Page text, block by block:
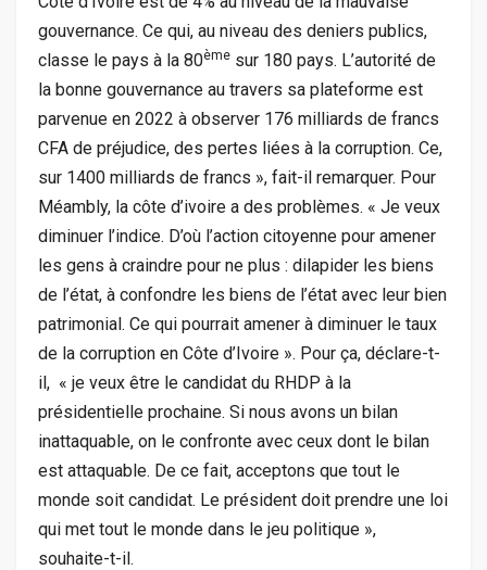
gouvernance. Ce qui, au niveau des deniers publics,
classe le pays à la 80ème sur 180 pays. L’autorité de
la bonne gouvernance au travers sa plateforme est
parvenue en 2022 à observer 176 milliards de francs
CFA de préjudice, des pertes liées à la corruption. Ce,
sur 1400 milliards de francs », fait-il remarquer. Pour
Méambly, la côte d’ivoire a des problèmes. « Je veux
diminuer l’indice. D’où l’action citoyenne pour amener
les gens à craindre pour ne plus : dilapider les biens
de l’état, à confondre les biens de l’état avec leur bien
patrimonial. Ce qui pourrait amener à diminuer le taux
de la corruption en Côte d’Ivoire ». Pour ça, déclare-t-
il, « je veux être le candidat du RHDP à la
présidentielle prochaine. Si nous avons un bilan
inattaquable, on le confronte avec ceux dont le bilan
est attaquable. De ce fait, acceptons que tout le
monde soit candidat. Le président doit prendre une loi
qui met tout le monde dans le jeu politique »,
souhaite-t-il.